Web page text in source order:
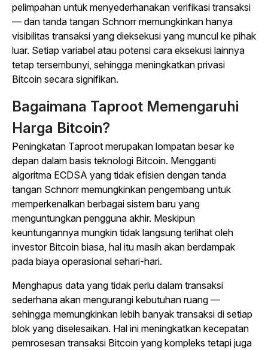
pelimpahan untuk menyederhanakan verifikasi transaksi
— dan tanda tangan Schnorr memungkinkan hanya
visibilitas transaksi yang dieksekusi yang muncul ke pihak
luar. Setiap variabel atau potensi cara eksekusi lainnya
tetap tersembunyi, sehingga meningkatkan privasi
Bitcoin secara signifikan.
Bagaimana Taproot Memengaruhi
Harga Bitcoin?
Peningkatan Taproot merupakan lompatan besar ke
depan dalam basis teknologi Bitcoin. Mengganti
algoritma ECDSA yang tidak efisien dengan tanda
tangan Schnorr memungkinkan pengembang untuk
memperkenalkan berbagai sistem baru yang
menguntungkan pengguna akhir. Meskipun
keuntungannya mungkin tidak langsung terlihat oleh
investor Bitcoin biasa, hal itu masih akan berdampak
pada biaya operasional sehari-hari.
Menghapus data yang tidak perlu dalam transaksi
sederhana akan mengurangi kebutuhan ruang —
sehingga memungkinkan lebih banyak transaksi di setiap
blok yang diselesaikan. Hal ini meningkatkan kecepatan
pemrosesan transaksi Bitcoin yang kompleks tetapi juga